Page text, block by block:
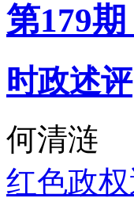
第179
时政述评
何清涟
红色政